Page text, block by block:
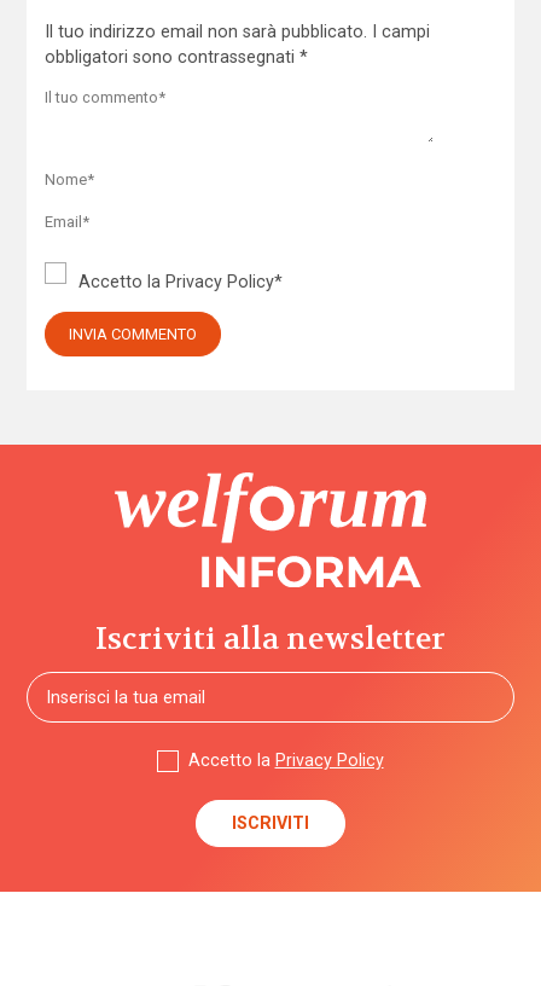
Il tuo indirizzo email non sarà pubblicato.
I campi
obbligatori sono contrassegnati *
Accetto la Privacy Policy*
Iscriviti alla newsletter
Accetto la Privacy Policy